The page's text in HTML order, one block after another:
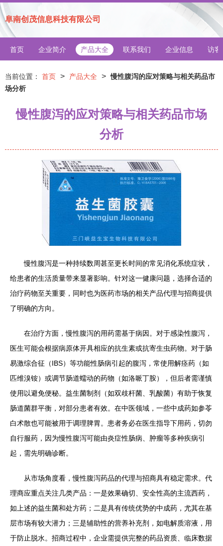
阜南创茂信息科技有限公司
首页 企业简介 产品大全 联系我们 企业信息 访客
当前位置： 首页 > 产品大全 > 慢性腹泻的应对策略与相关药品市
场分析
慢性腹泻的应对策略与相关药品市场
分析
慢性腹泻是一种持续数周甚至更长时间的常见消化系统症状，
给患者的生活质量带来显著影响。针对这一健康问题，选择合适的
治疗药物至关重要，同时也为医药市场的相关产品代理与招商提供
了明确的方向。
在治疗方面，慢性腹泻的用药需基于病因。对于感染性腹泻，
医生可能会根据病原体开具相应的抗生素或抗寄生虫药物。对于肠
易激综合征（IBS）等功能性肠病引起的腹泻，常使用解痉药（如
匹维溴铵）或调节肠道蠕动的药物（如洛哌丁胺），但后者需谨慎
使用以避免便秘。益生菌制剂（如双歧杆菌、乳酸菌）有助于恢复
肠道菌群平衡，对部分患者有效。在中医领域，一些中成药如参苓
白术散也可能被用于调理脾胃。患者务必在医生指导下用药，切勿
自行服药，因为慢性腹泻可能由炎症性肠病、肿瘤等多种疾病引
起，需先明确诊断。
从市场角度看，慢性腹泻药品的代理与招商具有稳定需求。代
理商应重点关注几类产品：一是效果确切、安全性高的主流西药，
如上述的益生菌和处方药；二是具有传统优势的中成药，尤其在基
层市场有较大潜力；三是辅助性的营养补充剂，如电解质溶液，用
于防止脱水。招商过程中，企业需提供完整的药品资质、临床数据